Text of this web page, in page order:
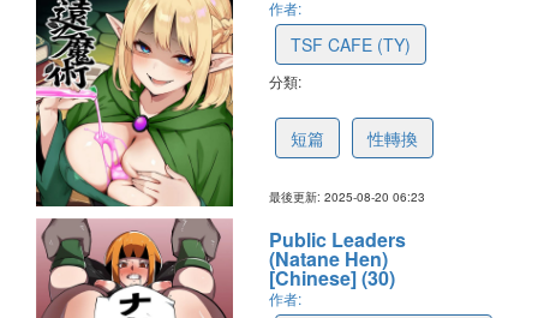
作者:
TSF CAFE (TY)
分類:
短篇 性轉換
最後更新: 2025-08-20 06:23
Public Leaders
(Natane Hen)
[Chinese] (30)
作者: